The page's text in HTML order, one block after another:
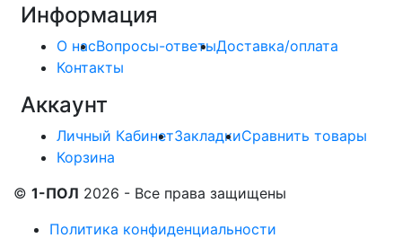
Информация
О насВопросы-ответыДоставка/оплата
Контакты
Аккаунт
Личный КабинетЗакладкиСравнить товары
Корзина
© 1-ПОЛ 2026 - Все права защищены
Политика конфиденциальности